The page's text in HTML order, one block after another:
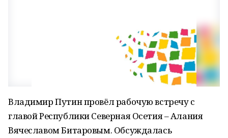
Владимир Путин провёл рабочую встречу с
главой Республики Северная Осетия – Алания
Вячеславом Битаровым. Обсуждалась